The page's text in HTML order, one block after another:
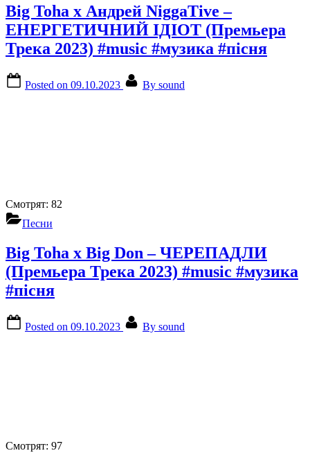
Big Toha x Андрей NiggaTive –
ЕНЕРГЕТИЧНИЙ ІДІОТ (Премьера
Трека 2023) #music #музика #пісня
Posted on 09.10.2023 By sound
Смотрят: 82
Песни
Big Toha x Big Don – ЧЕРЕПАДЛИ
(Премьера Трека 2023) #music #музика
#пісня
Posted on 09.10.2023 By sound
Смотрят: 97